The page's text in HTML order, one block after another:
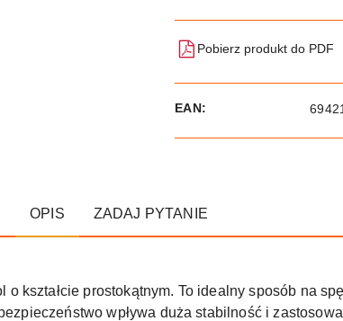
Pobierz produkt do PDF
EAN:
OPIS ZADAJ PYTANIE
kształcie prostokątnym. To idealny sposób na
wpływa duża stabilność i